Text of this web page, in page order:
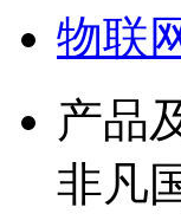
物联
产品
非凡